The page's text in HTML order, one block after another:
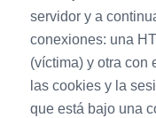
servidor y a
conexiones: una
(víctima) y otra con
las cookies y la
que está bajo una